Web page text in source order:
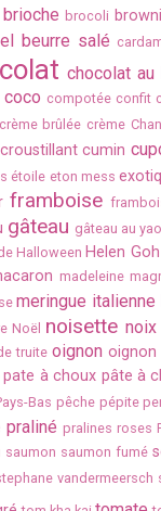
brioche brocoli
beurre salé
chocolat au
coco compotée confit
crème brûlée crème
croustillant cumin
étoile eton mess
framboise
gâteau gâteau au
Halloween Helen Goh
madeleine
meringue italienne
Noël noisette noix
truite oignon oignon
pate à choux pâte à
Bas pêche pépite
praliné pralines roses
saumon saumon fumé
vandermeersch